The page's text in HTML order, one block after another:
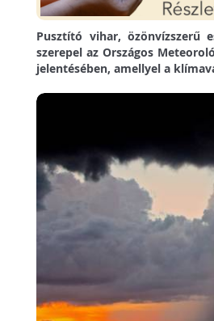
Pusztító vihar, özönvízszerű
szerepel az Országos
jelentésében, amellyel a